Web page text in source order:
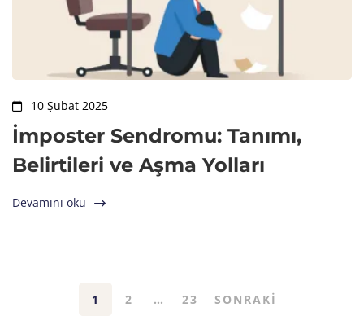
10 Şubat 2025
İmposter Sendromu: Tanımı,
Belirtileri ve Aşma Yolları
Devamını oku
1 2 … 23 SONRAKI